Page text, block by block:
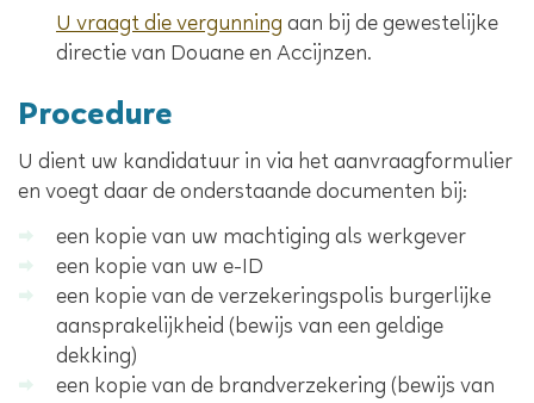
U vraagt die vergunning aan bij de gewestelijke
directie van Douane en Accijnzen.
Procedure
U dient uw kandidatuur in via het aanvraagformulier
en voegt daar de onderstaande documenten bij:
een kopie van uw machtiging als werkgever
een kopie van uw e-ID
een kopie van de verzekeringspolis burgerlijke
aansprakelijkheid (bewijs van een geldige
dekking)
een kopie van de brandverzekering (bewijs van